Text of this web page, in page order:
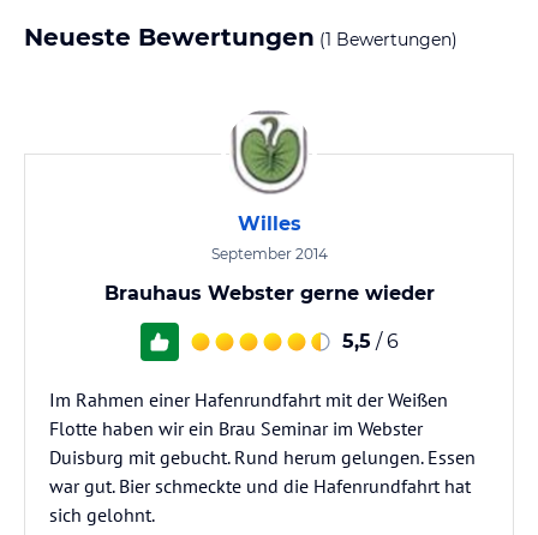
Neueste Bewertungen (1 Bewertungen)
Willes
September 2014
Brauhaus Webster gerne wieder
5,5 / 6
Im Rahmen einer Hafenrundfahrt mit der Weißen
Flotte haben wir ein Brau Seminar im Webster
Duisburg mit gebucht. Rund herum gelungen. Essen
war gut. Bier schmeckte und die Hafenrundfahrt hat
sich gelohnt.